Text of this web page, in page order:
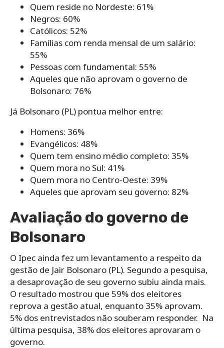
Quem reside no Nordeste: 61%
Negros: 60%
Católicos: 52%
Famílias com renda mensal de um salário:
55%
Pessoas com fundamental: 55%
Aqueles que não aprovam o governo de
Bolsonaro: 76%
Já Bolsonaro (PL) pontua melhor entre:
Homens: 36%
Evangélicos: 48%
Quem tem ensino médio completo: 35%
Quem mora no Sul: 41%
Quem mora no Centro-Oeste: 39%
Aqueles que aprovam seu governo: 82%
Avaliação do governo de
Bolsonaro
O Ipec ainda fez um levantamento a respeito da
gestão de Jair Bolsonaro (PL). Segundo a pesquisa,
a desaprovação de seu governo subiu ainda mais.
O resultado mostrou que 59% dos eleitores
reprova a gestão atual, enquanto 35% aprovam.
5% dos entrevistados não souberam responder. Na
última pesquisa, 38% dos eleitores aprovaram o
governo.